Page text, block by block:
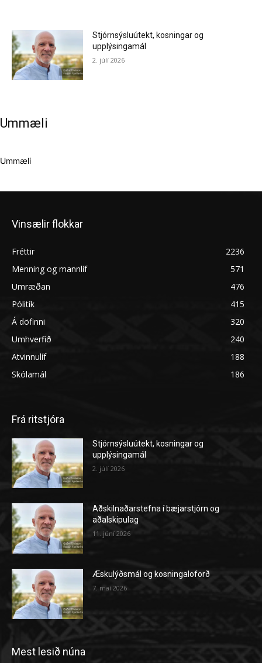
Stjórnsýsluútekt, kosningar og
upplýsingamál
2. júlí 2026
Ummæli
Ummæli
Vinsælir flokkar
Fréttir
2236
Menning og mannlíf
571
Umræðan
476
Pólitík
415
Á döfinni
320
Umhverfið
240
Atvinnulíf
188
Skólamál
186
Frá ritstjóra
Stjórnsýsluútekt, kosningar og
upplýsingamál
2. júlí 2026
Aðskilnaðarstefna í bæjarstjórn og
aðalskipulag
11. júní 2026
Æskulýðsmál og kosningaloforð
7. maí 2026
Mest lesið núna